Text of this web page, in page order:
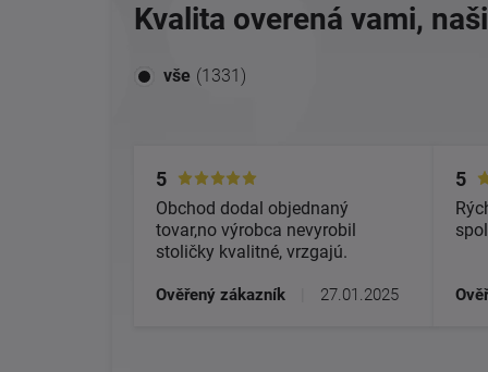
Kvalita overená vami,
vše (1331)
5
Obchod dodal objednaný
tovar,no výrobca nevyrobil
stoličky kvalitné, vrzgajú.
Ověřený zákazník 27.01.2025
5